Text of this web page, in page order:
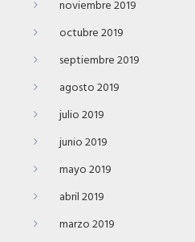
noviembre 2019
octubre 2019
septiembre 2019
agosto 2019
julio 2019
junio 2019
mayo 2019
abril 2019
marzo 2019